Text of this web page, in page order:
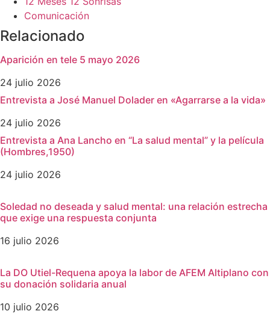
Comunicación
Relacionado
Aparición en tele 5 mayo 2026
24 julio 2026
Entrevista a José Manuel Dolader en «Agarrarse a la vida»
24 julio 2026
Entrevista a Ana Lancho en “La salud mental” y la película
(Hombres,1950)
24 julio 2026
Soledad no deseada y salud mental: una relación estrecha
que exige una respuesta conjunta
16 julio 2026
La DO Utiel-Requena apoya la labor de AFEM Altiplano con
su donación solidaria anual
10 julio 2026